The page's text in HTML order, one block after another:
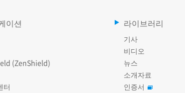
이션
(ZenShield)
터
라이브러리
기사
비디오
뉴스
소개자료
인증서